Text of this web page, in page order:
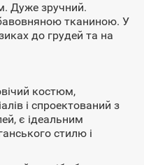
Дуже зручний.
тканиною. У
до грудей та на
костюм,
і спроектований з
є ідеальним
стилю і